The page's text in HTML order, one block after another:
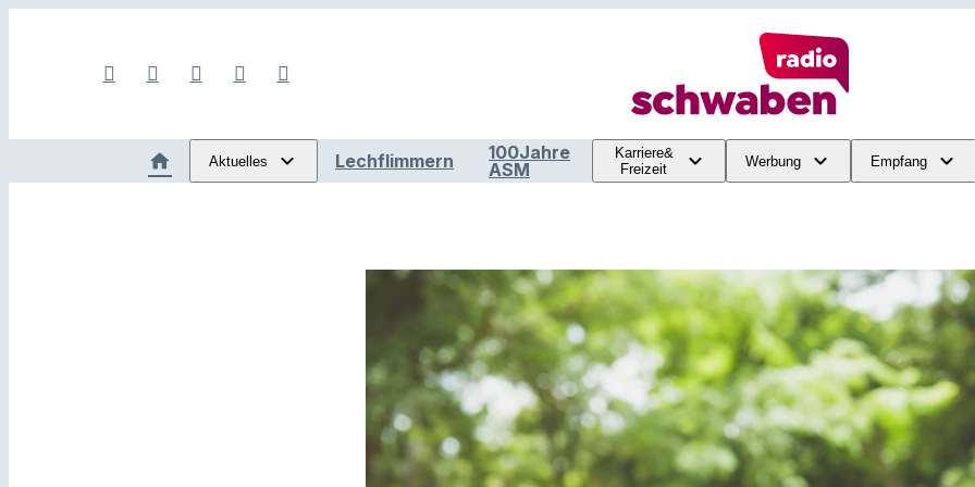
Aktuelles Lechflimmern
100Jahre
ASM
Karriere&
Freizeit
Werbung Empfang